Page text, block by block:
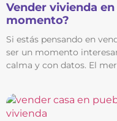
Vender vivienda
momento?
Si estás pensando en
ser un momento
calma y con datos. El